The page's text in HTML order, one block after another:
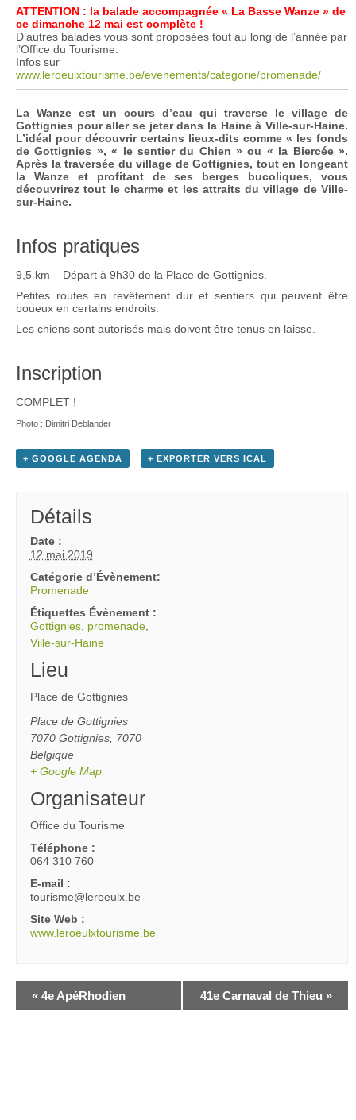
ATTENTION : la balade accompagnée « La Basse Wanze » de
ce dimanche 12 mai est complète !
D’autres balades vous sont proposées tout au long de l’année par
l’Office du Tourisme.
Infos sur
www.leroeulxtourisme.be/evenements/categorie/promenade/
La Wanze est un cours d’eau qui traverse le village de
Gottignies pour aller se jeter dans la Haine à Ville-sur-Haine.
L’idéal pour découvrir certains lieux-dits comme « les fonds
de Gottignies », « le sentier du Chien » ou « la Biercée ».
Après la traversée du village de Gottignies, tout en longeant
la Wanze et profitant de ses berges bucoliques, vous
découvrirez tout le charme et les attraits du village de Ville-
sur-Haine.
Infos pratiques
9,5 km – Départ à 9h30 de la Place de Gottignies.
Petites routes en revêtement dur et sentiers qui peuvent être
boueux en certains endroits.
Les chiens sont autorisés mais doivent être tenus en laisse.
Inscription
COMPLET !
Photo : Dimitri Deblander
+ GOOGLE AGENDA + EXPORTER VERS ICAL
Détails
Date :
12 mai 2019
Catégorie d’Évènement:
Promenade
Étiquettes Évènement :
Gottignies, promenade,
Ville-sur-Haine
Lieu
Place de Gottignies
Place de Gottignies
7070 Gottignies, 7070
Belgique
+ Google Map
Organisateur
Office du Tourisme
Téléphone :
064 310 760
E-mail :
tourisme@leroeulx.be
Site Web :
www.leroeulxtourisme.be
« 4e ApéRhodien 41e Carnaval de Thieu »